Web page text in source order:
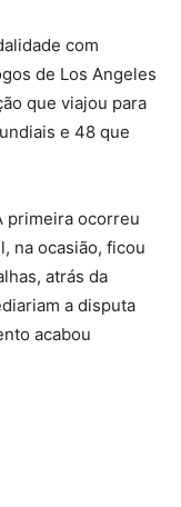
com
de Los Angeles
que viajou para
e 48 que
primeira ocorreu
na ocasião, ficou
atrás da
a disputa
acabou